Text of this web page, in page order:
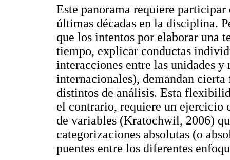
Este panorama requiere participar
últimas décadas en la disciplina.
que los intentos por elaborar una
tiempo, explicar conductas
interacciones entre las unidades
internacionales), demandan
distintos de análisis. Esta
el contrario, requiere un ejercicio
de variables (Kratochwil, 2006)
categorizaciones absolutas (o
puentes entre los diferentes